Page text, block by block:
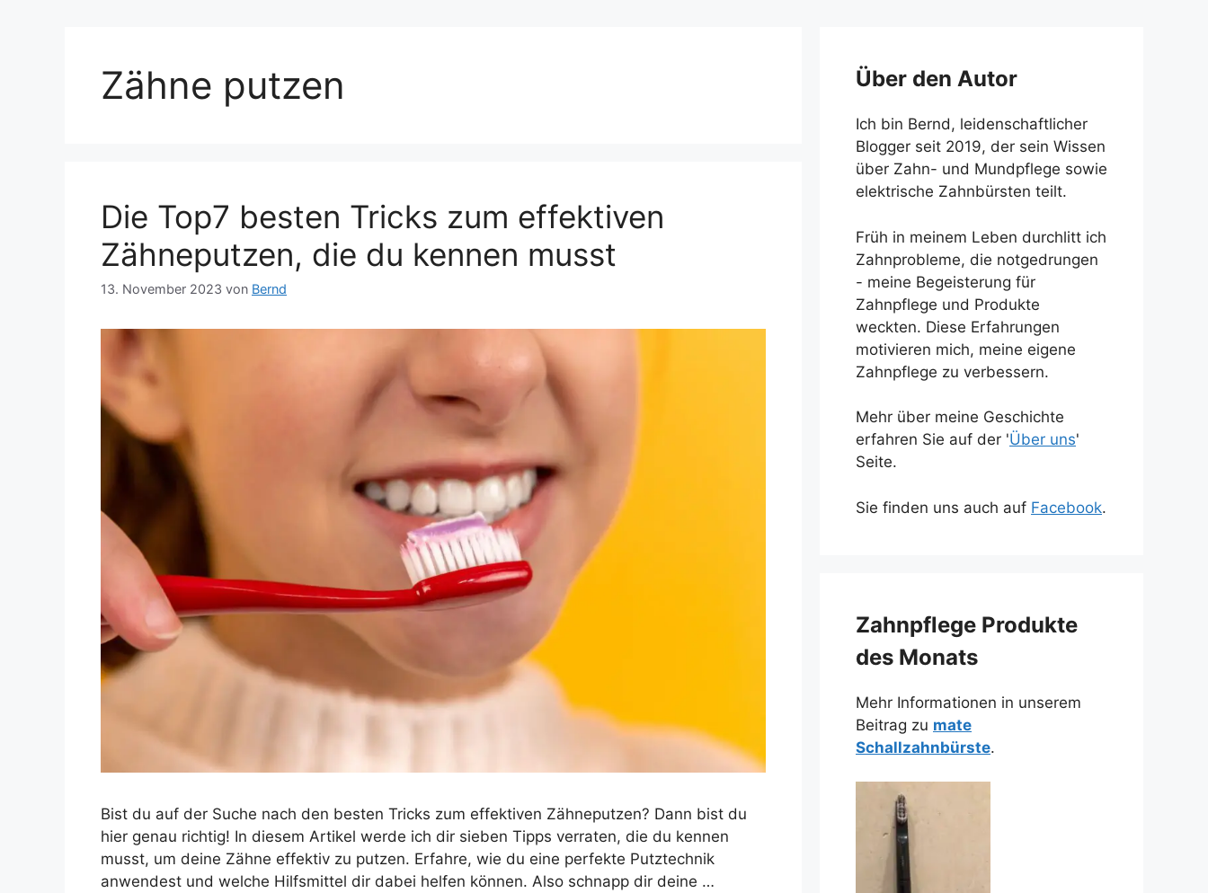
Zähne putzen
Die Top7 besten Tricks zum effektiven
Zähneputzen, die du kennen musst
13. November 2023 von Bernd
Bist du auf der Suche nach den besten Tricks zum effektiven Zähneputzen? Dann bist du
hier genau richtig! In diesem Artikel werde ich dir sieben Tipps verraten, die du kennen
musst, um deine Zähne effektiv zu putzen. Erfahre, wie du eine perfekte Putztechnik
anwendest und welche Hilfsmittel dir dabei helfen können. Also schnapp dir deine …
Über den Autor
Ich bin Bernd, leidenschaftlicher
Blogger seit 2019, der sein Wissen
über Zahn- und Mundpflege sowie
elektrische Zahnbürsten teilt.
Früh in meinem Leben durchlitt ich
Zahnprobleme, die notgedrungen
- meine Begeisterung für
Zahnpflege und Produkte
weckten. Diese Erfahrungen
motivieren mich, meine eigene
Zahnpflege zu verbessern.
Mehr über meine Geschichte
erfahren Sie auf der 'Über uns'
Seite.
Sie finden uns auch auf Facebook.
Zahnpflege Produkte
des Monats
Mehr Informationen in unserem
Beitrag zu mate
Schallzahnbürste.